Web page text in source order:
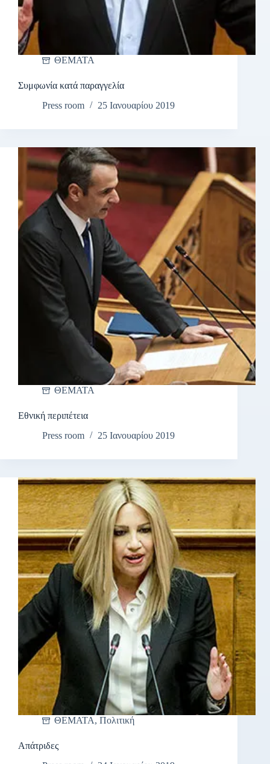
ΘΕΜΑΤΑ
Συμφωνία κατά παραγγελία
Press room
25 Ιανουαρίου 2019
ΘΕΜΑΤΑ
Εθνική περιπέτεια
Press room
25 Ιανουαρίου 2019
ΘΕΜΑΤΑ, Πολιτική
Απάτριδες